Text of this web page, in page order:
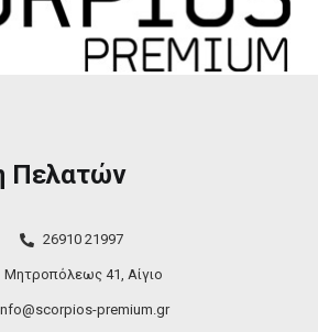
Πελατών
26910 21997
Μητροπόλεως 41, Αίγιο
premium.gr